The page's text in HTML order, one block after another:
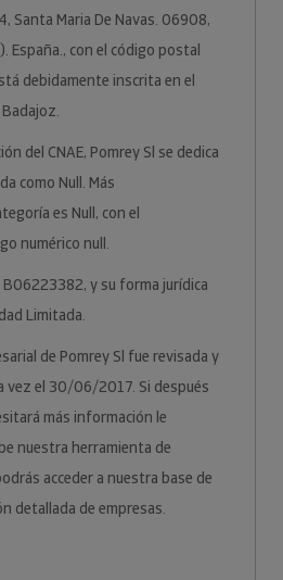
Santa Maria De Navas. 06908,
España., con el código postal
debidamente inscrita en el
del CNAE, Pomrey Sl se dedica
como Null. Más
es Null, con el
numérico null.
B06223382, y su forma jurídica
Limitada.
de Pomrey Sl fue revisada y
vez el 30/06/2017. Si después
más información le
nuestra herramienta de
acceder a nuestra base de
detallada de empresas.